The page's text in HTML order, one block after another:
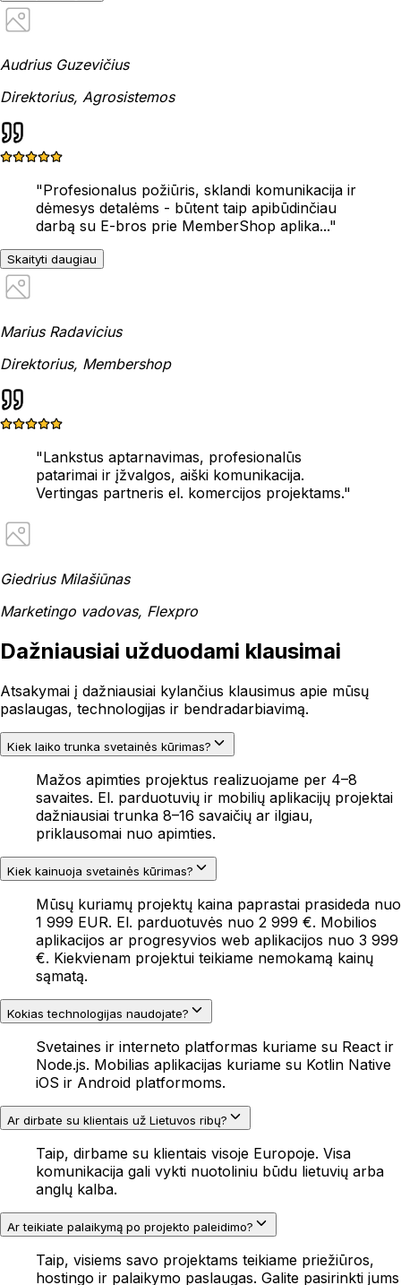
Audrius Guzevičius
Direktorius, Agrosistemos
"Profesionalus požiūris, sklandi komunikacija ir
dėmesys detalėms - būtent taip apibūdinčiau
darbą su E-bros prie MemberShop aplika..."
Skaityti daugiau
Marius Radavicius
Direktorius, Membershop
"Lankstus aptarnavimas, profesionalūs
patarimai ir įžvalgos, aiški komunikacija.
Vertingas partneris el. komercijos projektams."
Giedrius Milašiūnas
Marketingo vadovas, Flexpro
Dažniausiai užduodami klausimai
Atsakymai į dažniausiai kylančius klausimus apie mūsų
paslaugas, technologijas ir bendradarbiavimą.
Kiek laiko trunka svetainės kūrimas?
Mažos apimties projektus realizuojame per 4–8
savaites. El. parduotuvių ir mobilių aplikacijų projektai
dažniausiai trunka 8–16 savaičių ar ilgiau,
priklausomai nuo apimties.
Kiek kainuoja svetainės kūrimas?
Mūsų kuriamų projektų kaina paprastai prasideda nuo
1 999 EUR. El. parduotuvės nuo 2 999 €. Mobilios
aplikacijos ar progresyvios web aplikacijos nuo 3 999
€. Kiekvienam projektui teikiame nemokamą kainų
sąmatą.
Kokias technologijas naudojate?
Svetaines ir interneto platformas kuriame su React ir
Node.js. Mobilias aplikacijas kuriame su Kotlin Native
iOS ir Android platformoms.
Ar dirbate su klientais už Lietuvos ribų?
Taip, dirbame su klientais visoje Europoje. Visa
komunikacija gali vykti nuotoliniu būdu lietuvių arba
anglų kalba.
Ar teikiate palaikymą po projekto paleidimo?
Taip, visiems savo projektams teikiame priežiūros,
hostingo ir palaikymo paslaugas. Galite pasirinkti jums